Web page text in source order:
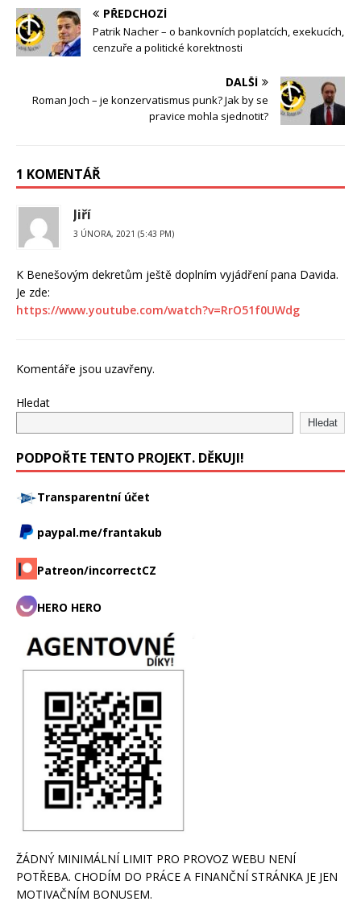
PŘEDCHOZÍ
Patrik Nacher – o bankovních poplatcích, exekucích,
cenzuře a politické korektnosti
DALŠÍ
Roman Joch – je konzervatismus punk? Jak by se
pravice mohla sjednotit?
1 KOMENTÁŘ
Jiří
3 ÚNORA, 2021 (5:43 PM)
K Benešovým dekretům ještě doplním vyjádření pana Davida.
Je zde:
https://www.youtube.com/watch?v=RrO51f0UWdg
Komentáře jsou uzavřeny.
Hledat
Hledat
PODPOŘTE TENTO PROJEKT. DĚKUJI!
Transparentní účet
paypal.me/frantakub
Patreon/incorrectCZ
HERO HERO
ŽÁDNÝ MINIMÁLNÍ LIMIT PRO PROVOZ WEBU NENÍ
POTŘEBA. CHODÍM DO PRÁCE A FINANČNÍ STRÁNKA JE JEN
MOTIVAČNÍM BONUSEM.